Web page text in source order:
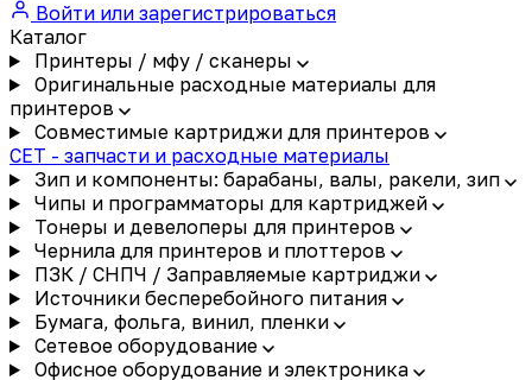
Войти или зарегистрироваться
Каталог
Принтеры / мфу / сканеры
Оригинальные расходные материалы для
принтеров
Совместимые картриджи для принтеров
CET - запчасти и расходные материалы
Зип и компоненты: барабаны, валы, ракели, зип
Чипы и программаторы для картриджей
Тонеры и девелоперы для принтеров
Чернила для принтеров и плоттеров
ПЗК / СНПЧ / Заправляемые картриджи
Источники бесперебойного питания
Бумага, фольга, винил, пленки
Сетевое оборудование
Офисное оборудование и электроника